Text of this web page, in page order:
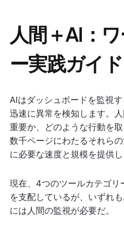
人間＋AI：
ー実践ガイド
AIはダッシュボードを監視
迅速に異常を検知します。
重要か、どのような行動を
数千ページにわたるそれら
に必要な速度と規模を提供し
現在、4つのツールカテゴリ
を支配しているが、いずれ
には人間の監視が必要だ。